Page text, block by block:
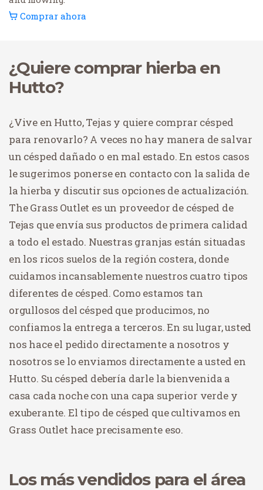
Comprar ahora
¿Quiere comprar hierba en
Hutto?
¿Vive en Hutto, Tejas y quiere comprar césped
para renovarlo? A veces no hay manera de salvar
un césped dañado o en mal estado. En estos casos
le sugerimos ponerse en contacto con la salida de
la hierba y discutir sus opciones de actualización.
The Grass Outlet es un proveedor de césped de
Tejas que envía sus productos de primera calidad
a todo el estado. Nuestras granjas están situadas
en los ricos suelos de la región costera, donde
cuidamos incansablemente nuestros cuatro tipos
diferentes de césped. Como estamos tan
orgullosos del césped que producimos, no
confiamos la entrega a terceros. En su lugar, usted
nos hace el pedido directamente a nosotros y
nosotros se lo enviamos directamente a usted en
Hutto. Su césped debería darle la bienvenida a
casa cada noche con una capa superior verde y
exuberante. El tipo de césped que cultivamos en
Grass Outlet hace precisamente eso.
Los más vendidos para el área